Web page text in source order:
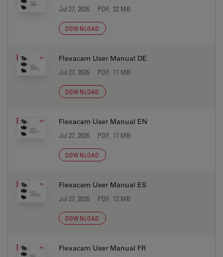
Jul 27, 2026 PDF, 22 MB
DOWNLOAD
Flexacam User Manual DE
Jul 27, 2026 PDF, 11 MB
DOWNLOAD
Flexacam User Manual EN
Jul 27, 2026 PDF, 17 MB
DOWNLOAD
Flexacam User Manual ES
Jul 27, 2026 PDF, 12 MB
DOWNLOAD
Flexacam User Manual FR